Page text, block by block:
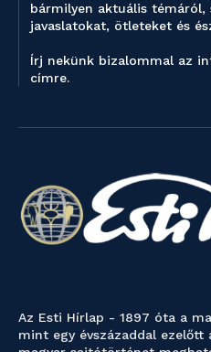
bármilyen aktuális témáról,
javaslatokat, ötleteket és
Írj nekünk bizalommal az
címre.
Az Esti Hírlap - 1897 óta a
mint egy évszázaddal ezelőtt